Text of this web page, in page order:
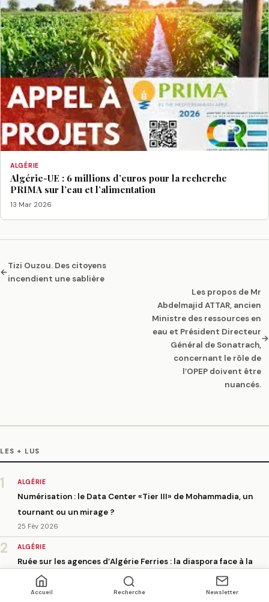
ALGÉRIE
Algérie-UE : 6 millions d’euros pour la recherche
PRIMA sur l’eau et l’alimentation
13 Mar 2026
←
Tizi Ouzou. Des citoyens
incendient une sablière
Les propos de Mr
Abdelmajid ATTAR, ancien
Ministre des ressources en
eau et Président Directeur
Général de Sonatrach,
concernant le rôle de
l’OPEP doivent être
nuancés.
→
LES + LUS
1 ALGÉRIE
Numérisation : le Data Center «Tier III» de Mohammadia, un
tournant ou un mirage ?
25 Fév 2026
2 ALGÉRIE
Ruée sur les agences d’Algérie Ferries : la diaspora face à la
galère des traversées estivales
25 Fév 2026
Accueil Recherche Newsletter